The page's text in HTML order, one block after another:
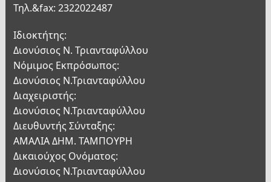
Τηλ.&fax: 2322022487
Ιδιοκτήτης:
Διονύσιος Ν. Τριανταφύλλου
Νόμιμος Εκπρόσωπος:
Διονύσιος Ν.Τριανταφύλλου
Διαχειριστής:
Διονύσιος Ν.Τριανταφύλλου
Διευθυντής Σύνταξης:
ΑΜΑΛΙΑ ΔΗΜ. ΤΑΜΠΟΥΡΗ
Δικαιούχος Ονόματος:
Διονύσιος Ν.Τριανταφύλλου